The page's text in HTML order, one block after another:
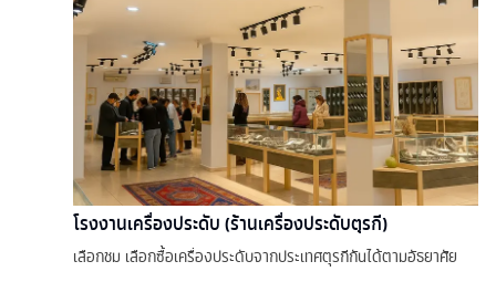
โรงงานเครื่องประดับ (ร้านเครื่องประดับตุรกี)
เลือกชม เลือกซื้อเครื่องประดับจากประเทศตุรกีกันได้ตามอัธยาศัย